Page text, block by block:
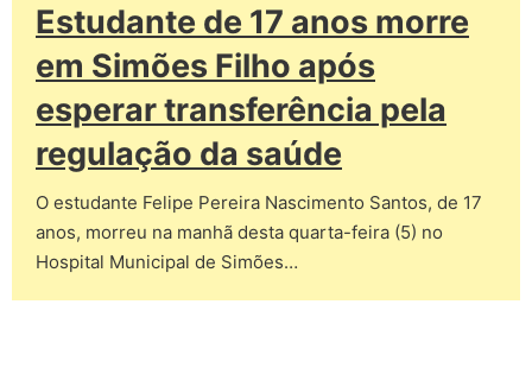
Estudante de 17 anos morre
em Simões Filho após
esperar transferência pela
regulação da saúde
O estudante Felipe Pereira Nascimento Santos, de 17
anos, morreu na manhã desta quarta-feira (5) no
Hospital Municipal de Simões…